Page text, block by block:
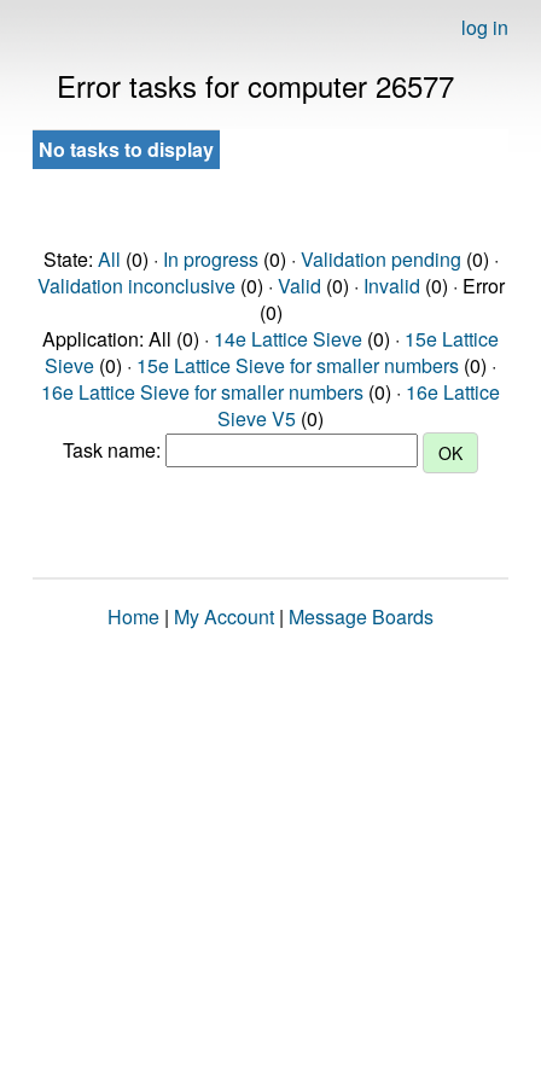
log in
Error tasks for computer 26577
No tasks to display
State: All (0) · In progress(0) · Validation pending (0) ·
Validation inconclusive(0) · Valid (0) · Invalid (0) · Error
(0)
Application: All (0) · 14e Lattice Sieve (0) · 15e Lattice
Sieve (0) · 15e Lattice Sieve for smaller numbers (0) ·
16e Lattice Sieve for smaller numbers (0) · 16e Lattice
Sieve V5 (0)
Task name:
Home | My Account | Message Boards